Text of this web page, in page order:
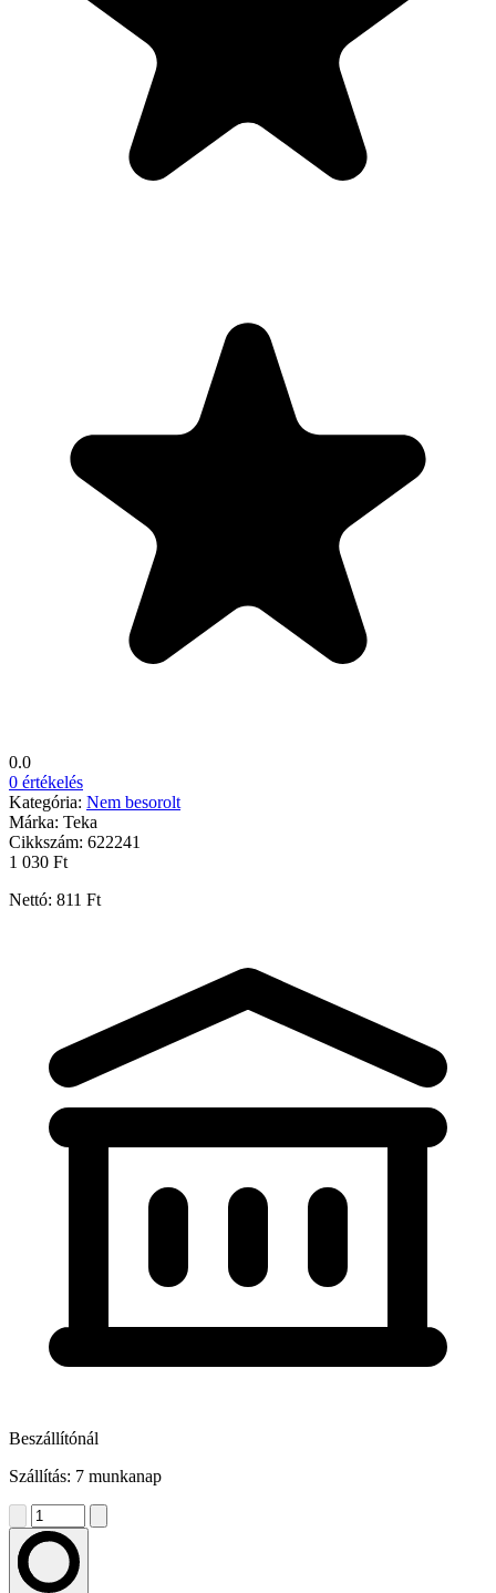
0.0
0 értékelés
Kategória: Nem besorolt
Márka: Teka
Cikkszám: 622241
1 030 Ft
Nettó: 811 Ft
Beszállítónál
Szállítás: 7 munkanap